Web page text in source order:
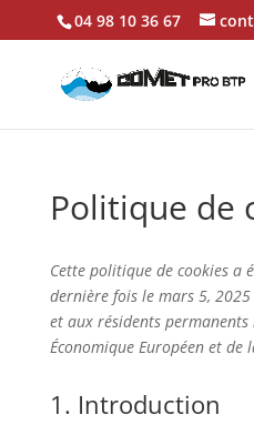
04 98 10 36 67
Politique de
Cette politique de cookies a
dernière fois le mars 5, 2025
et aux résidents permanents
Économique Européen et de
1. Introduction